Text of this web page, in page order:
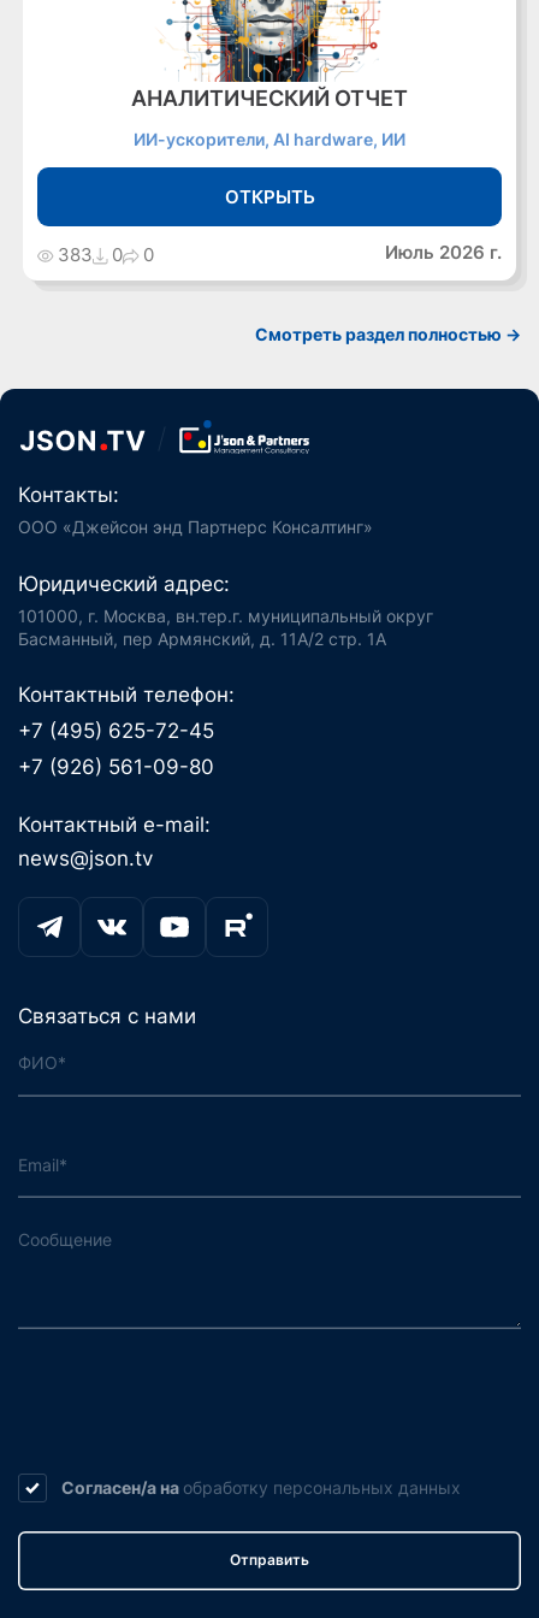
АНАЛИТИЧЕСКИЙ ОТЧЕТ
ИИ-ускорители, AI hardware, ИИ
ОТКРЫТЬ
383 0 0 Июль 2026 г.
Cмотреть раздел полностью ->
Контакты:
ООО «Джейсон энд Партнерс Консалтинг»
Юридический адрес:
101000, г. Москва, вн.тер.г. муниципальный округ
Басманный, пер Армянский, д. 11А/2 стр. 1А
Контактный телефон:
+7 (495) 625-72-45
+7 (926) 561-09-80
Контактный e-mail:
news@json.tv
Связаться с нами
Согласен/а на обработку персональных данных
Отправить